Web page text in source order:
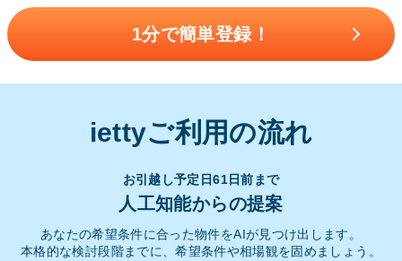
1分で簡単登録！
iettyご利用の流れ
お引越し予定日61日前まで
人工知能からの提案
あなたの希望条件に合った物件をAIが見つけ出します。
本格的な検討段階までに、希望条件や相場観を固めましょう。